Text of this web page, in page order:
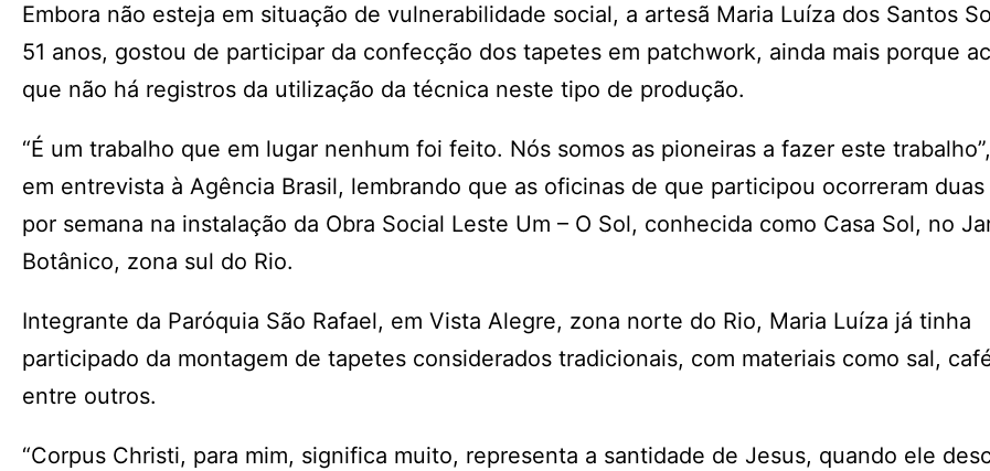
Embora não esteja em situação de vulnerabilidade social, a artesã Maria Luíza dos Santos
51 anos, gostou de participar da confecção dos tapetes em patchwork, ainda mais porque
que não há registros da utilização da técnica neste tipo de produção.
“É um trabalho que em lugar nenhum foi feito. Nós somos as pioneiras a fazer este
em entrevista à Agência Brasil, lembrando que as oficinas de que participou ocorreram
por semana na instalação da Obra Social Leste Um – O Sol, conhecida como Casa Sol, no
Botânico, zona sul do Rio.
Integrante da Paróquia São Rafael, em Vista Alegre, zona norte do Rio, Maria Luíza já tinha
participado da montagem de tapetes considerados tradicionais, com materiais como sal,
entre outros.
“Corpus Christi, para mim, significa muito, representa a santidade de Jesus, quando ele